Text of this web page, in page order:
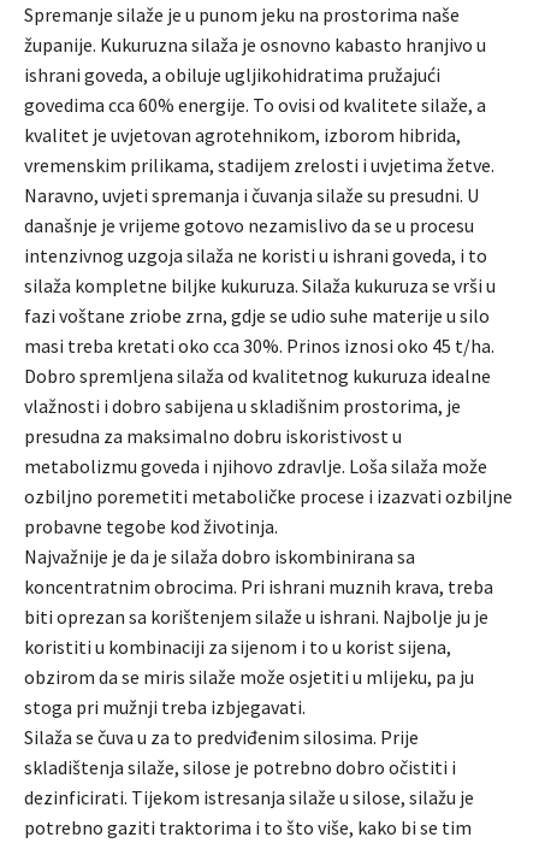
Spremanje silaže je u punom jeku na prostorima naše
županije. Kukuruzna silaža je osnovno kabasto hranjivo u
ishrani goveda, a obiluje ugljikohidratima pružajući
govedima cca 60% energije. To ovisi od kvalitete silaže, a
kvalitet je uvjetovan agrotehnikom, izborom hibrida,
vremenskim prilikama, stadijem zrelosti i uvjetima žetve.
Naravno, uvjeti spremanja i čuvanja silaže su presudni. U
današnje je vrijeme gotovo nezamislivo da se u procesu
intenzivnog uzgoja silaža ne koristi u ishrani goveda, i to
silaža kompletne biljke kukuruza. Silaža kukuruza se vrši u
fazi voštane zriobe zrna, gdje se udio suhe materije u silo
masi treba kretati oko cca 30%. Prinos iznosi oko 45 t/ha.
Dobro spremljena silaža od kvalitetnog kukuruza idealne
vlažnosti i dobro sabijena u skladišnim prostorima, je
presudna za maksimalno dobru iskoristivost u
metabolizmu goveda i njihovo zdravlje. Loša silaža može
ozbiljno poremetiti metaboličke procese i izazvati ozbiljne
probavne tegobe kod životinja.
Najvažnije je da je silaža dobro iskombinirana sa
koncentratnim obrocima. Pri ishrani muznih krava, treba
biti oprezan sa korištenjem silaže u ishrani. Najbolje ju je
koristiti u kombinaciji za sijenom i to u korist sijena,
obzirom da se miris silaže može osjetiti u mlijeku, pa ju
stoga pri mužnji treba izbjegavati.
Silaža se čuva u za to predviđenim silosima. Prije
skladištenja silaže, silose je potrebno dobro očistiti i
dezinficirati. Tijekom istresanja silaže u silose, silažu je
potrebno gaziti traktorima i to što više, kako bi se tim